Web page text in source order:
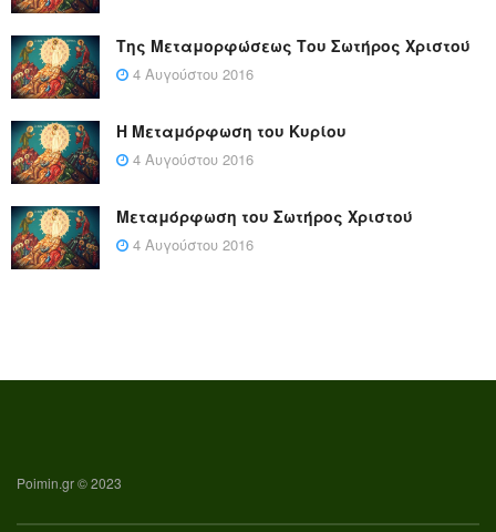
Της Μεταμορφώσεως Του Σωτήρος Χριστού
4 Αυγούστου 2016
Η Μεταμόρφωση του Κυρίου
4 Αυγούστου 2016
Μεταμόρφωση του Σωτήρος Χριστού
4 Αυγούστου 2016
Poimin.gr © 2023